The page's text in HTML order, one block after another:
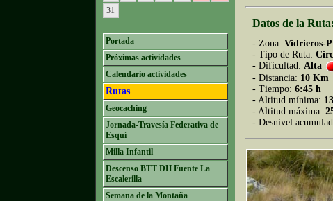
31
Portada
Próximas actividades
Calendario actividades
Rutas
Geocaching
Jornada-Travesía Federativa de
Esquí
Milla Infantil
Descenso BTT DH Fuente La
Escalerilla
Semana de la Montaña
Datos de la Ruta:
- Zona: Vidrieros-
- Tipo de Ruta:
- Dificultad: Alta
- Distancia: 10 Km
- Tiempo: 6:45 h
- Altitud mínima:
- Altitud máxima:
- Desnivel